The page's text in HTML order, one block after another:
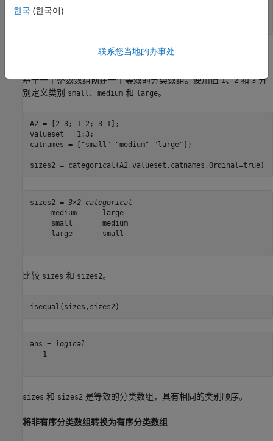
     large       small
基于整数的有序分类数组
基于一个整数数组创建一个等效的分类数组。使用值1、2和3分
别定义类别 small、 medium 和 large。
A2 = [2 3; 1 2; 3 1];
valueset = 1:3;
catnames = [ "small" "medium" "large" ];
sizes2 = categorical(A2,valueset,catnames,Ordinal=true)
sizes2 = 3×2 categorical
     medium      large
     small       medium
     large       small
比较 sizes 和 sizes2。
isequal(sizes,sizes2)
ans =
logical
   1
sizes 和 sizes2 是等效的分类数组，具有相同的类别顺序。
将非有序分类数组转换为有序分类数组
한국 (한국어)
联系您当地的办事处